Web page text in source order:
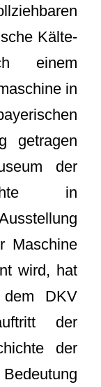
Kälte-
einem
in
getragen
der
in
Maschine
wird, hat
dem DKV
der
der